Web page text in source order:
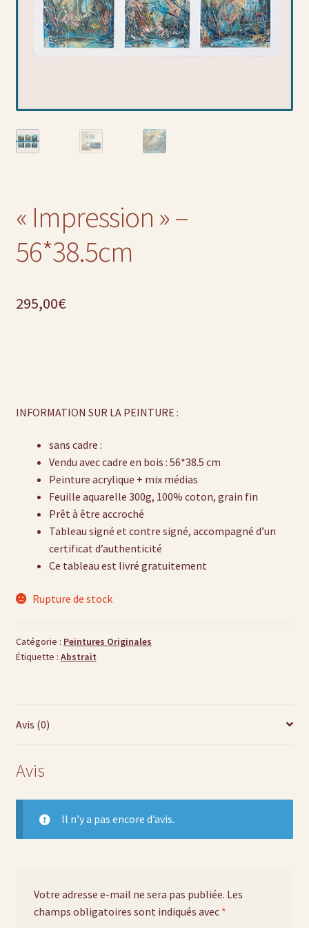
« Impression » –
56*38.5cm
295,00€
INFORMATION SUR LA PEINTURE :
sans cadre :
Vendu avec cadre en bois : 56*38.5 cm
Peinture acrylique + mix médias
Feuille aquarelle 300g, 100% coton, grain fin
Prêt à être accroché
Tableau signé et contre signé, accompagné d’un
certificat d’authenticité
Ce tableau est livré gratuitement
Rupture de stock
Catégorie : Peintures Originales
Étiquette : Abstrait
Avis (0)
Avis
Il n’y a pas encore d’avis.
Votre adresse e-mail ne sera pas publiée. Les
champs obligatoires sont indiqués avec *